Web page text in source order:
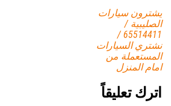
يشترون سيارات
الصليبية /
65514411 /
نشتري السيارات
المستعملة من
امام المنزل
اترك تعليقاً